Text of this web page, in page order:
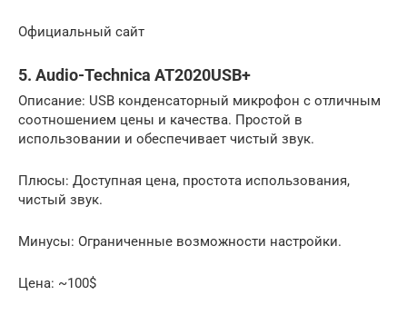
Официальный сайт
5. Audio-Technica AT2020USB+
Описание: USB конденсаторный микрофон с отличным
соотношением цены и качества. Простой в
использовании и обеспечивает чистый звук.
Плюсы: Доступная цена, простота использования,
чистый звук.
Минусы: Ограниченные возможности настройки.
Цена: ~100$